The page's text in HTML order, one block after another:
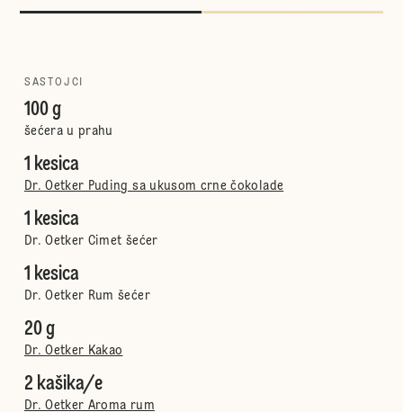
SASTOJCI
100 g
šećera u prahu
1 kesica
Dr. Oetker Puding sa ukusom crne čokolade
1 kesica
Dr. Oetker Cimet šećer
1 kesica
Dr. Oetker Rum šećer
20 g
Dr. Oetker Kakao
2 kašika/e
Dr. Oetker Aroma rum